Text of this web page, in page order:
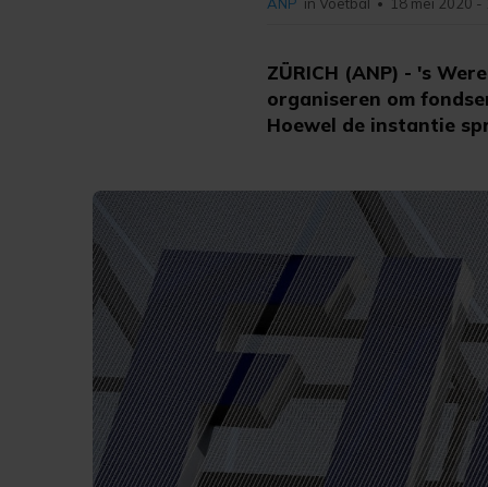
ZÜRICH (ANP) - 's
organiseren om
Hoewel de instantie
•